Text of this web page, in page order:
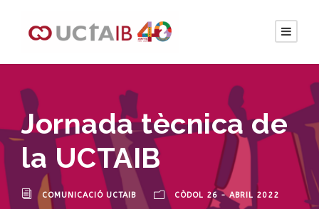
Jornada tècnica de
la UCTAIB
COMUNICACIÓ UCTAIB CÒDOL 26 - ABRIL 2022